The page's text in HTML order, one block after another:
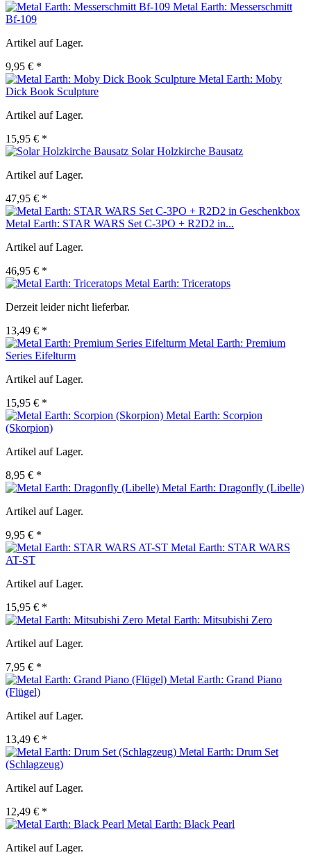
Metal Earth: Messerschmitt
Bf-109
Artikel auf Lager.
9,95 € *
Metal Earth: Moby
Dick Book Sculpture
Artikel auf Lager.
15,95 € *
Solar Holzkirche Bausatz
Artikel auf Lager.
47,95 € *
Metal Earth: STAR WARS Set C-3PO + R2D2 in...
Artikel auf Lager.
46,95 € *
Metal Earth: Triceratops
Derzeit leider nicht lieferbar.
13,49 € *
Metal Earth: Premium
Series Eifelturm
Artikel auf Lager.
15,95 € *
Metal Earth: Scorpion
(Skorpion)
Artikel auf Lager.
8,95 € *
Metal Earth: Dragonfly (Libelle)
Artikel auf Lager.
9,95 € *
Metal Earth: STAR WARS
AT-ST
Artikel auf Lager.
15,95 € *
Metal Earth: Mitsubishi Zero
Artikel auf Lager.
7,95 € *
Metal Earth: Grand Piano
(Flügel)
Artikel auf Lager.
13,49 € *
Metal Earth: Drum Set
(Schlagzeug)
Artikel auf Lager.
12,49 € *
Metal Earth: Black Pearl
Artikel auf Lager.